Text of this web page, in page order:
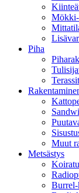
Piha
Muut
Metsästys
Burrel-